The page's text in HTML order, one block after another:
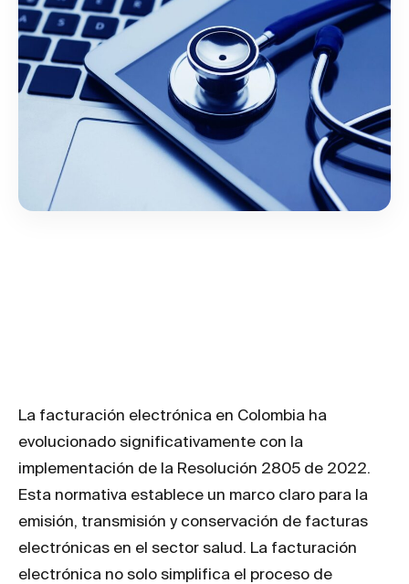
La facturación electrónica en Colombia ha
evolucionado significativamente con la
implementación de la Resolución 2805 de 2022.
Esta normativa establece un marco claro para la
emisión, transmisión y conservación de facturas
electrónicas en el sector salud. La facturación
electrónica no solo simplifica el proceso de